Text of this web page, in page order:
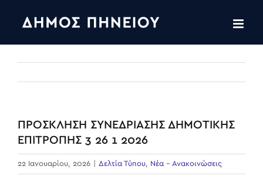
ΠΡΟΣΚΛΗΣΗ ΣΥΝΕΔΡΙΑΣΗΣ ΔΗΜΟΤΙΚΗΣ
ΕΠΙΤΡΟΠΗΣ 3 26 1 2026
22 Ιανουαρίου, 2026 Δελτία Τύπου, Νέα - Ανακοινώσεις